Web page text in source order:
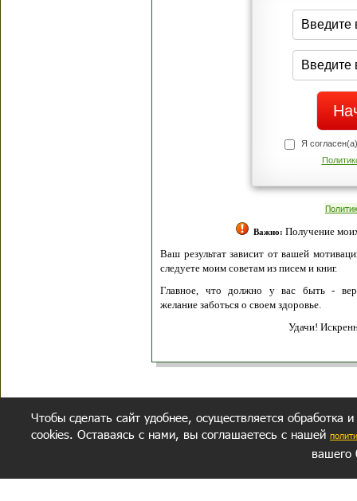
Я
Важно: Получение
Ваш результат зависит от вашей
следуете моим советам из писем и книг.
Главное, что должно у вас быть -
желание заботься о своем здоровье.
Удачи!
Чтобы сделать сайт удобнее, осуществляется обработка
cookies. Оставаясь с нами, вы соглашаетесь с нашей
вашего